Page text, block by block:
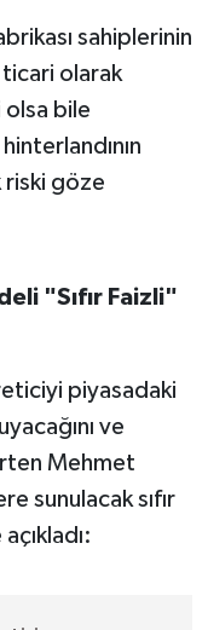
sahiplerinin
ticari olarak
olsa bile
riski göze
"Sıfır Faizli"
piyasadaki
ve
Mehmet
sunulacak sıfır